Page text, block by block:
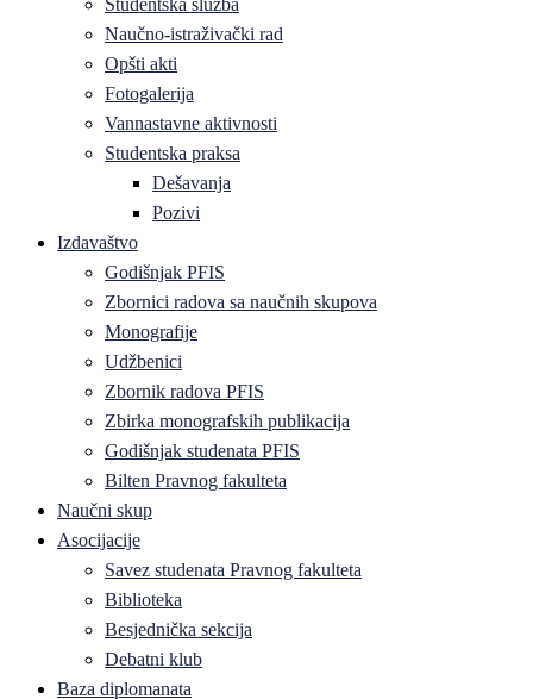
Studentska služba
Naučno-istraživački rad
Opšti akti
Fotogalerija
Vannastavne aktivnosti
Studentska praksa
Dešavanja
Pozivi
Izdavaštvo
Godišnjak PFIS
Zbornici radova sa naučnih skupova
Monografije
Udžbenici
Zbornik radova PFIS
Zbirka monografskih publikacija
Godišnjak studenata PFIS
Bilten Pravnog fakulteta
Naučni skup
Asocijacije
Savez studenata Pravnog fakulteta
Biblioteka
Besjednička sekcija
Debatni klub
Baza diplomanata